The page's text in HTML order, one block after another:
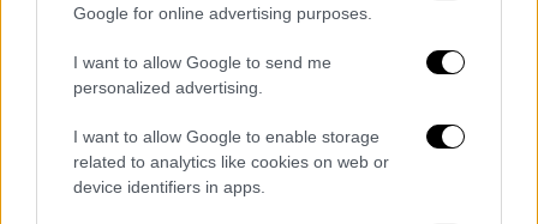
Google for online advertising purposes.
I want to allow Google to send me
personalized advertising.
I want to allow Google to enable storage
related to analytics like cookies on web or
device identifiers in apps.
Γιάννη Παπαδόπουλο, συγκέντρωσε 7%
τον Απρίλιο (242.540 τηλεθεατές). Το
αντίστοιχο ποσοστό πέρσι ήταν 4,7% και οι
τηλεθεατές 195.808. Άνοδος 48,9%.